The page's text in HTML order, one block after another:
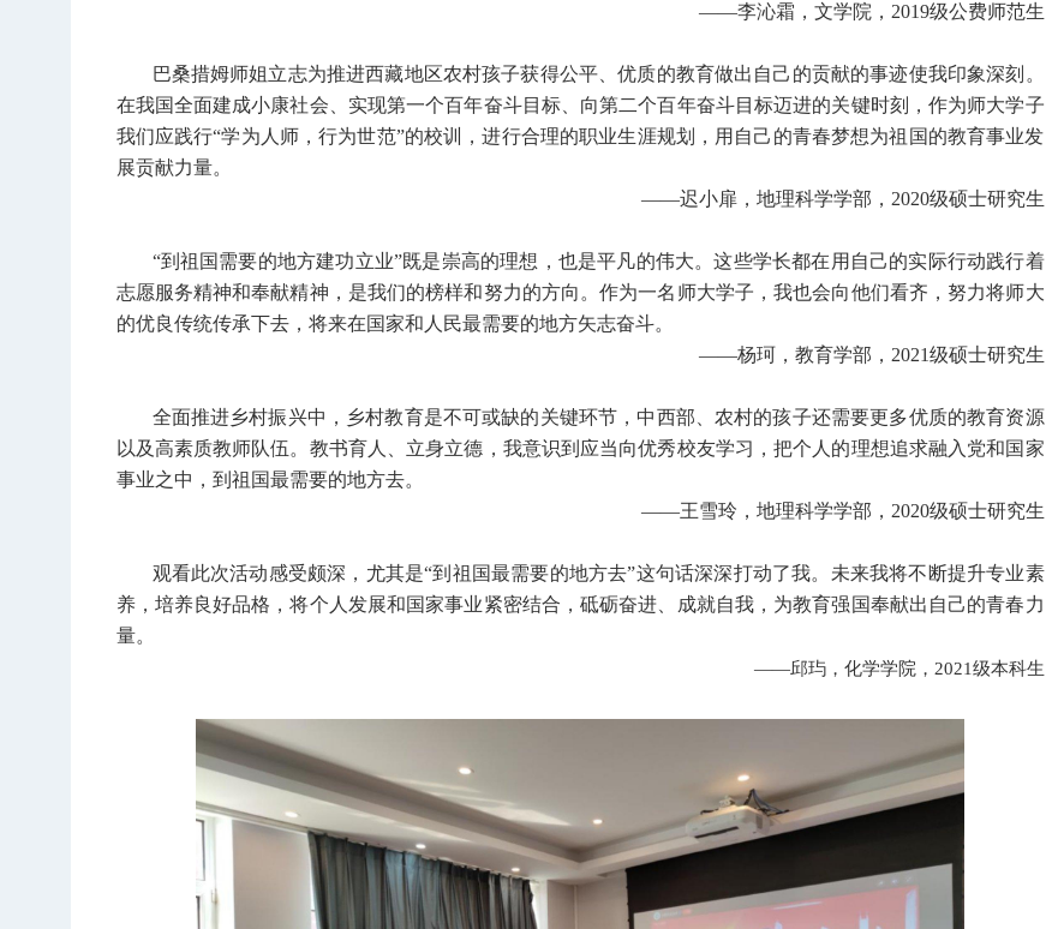
——李沁霜，文学院，2019级公费师范生
巴桑措姆师姐立志为推进西藏地区农村孩子获得公平、优质的教育做出自己的贡献的事迹使我印象深刻。
在我国全面建成小康社会、实现第一个百年奋斗目标、向第二个百年奋斗目标迈进的关键时刻，作为师大学子
我们应践行“学为人师，行为世范”的校训，进行合理的职业生涯规划，用自己的青春梦想为祖国的教育事业发
展贡献力量。
——迟小扉，地理科学学部，2020级硕士研究生
“到祖国需要的地方建功立业”既是崇高的理想，也是平凡的伟大。这些学长都在用自己的实际行动践行着
志愿服务精神和奉献精神，是我们的榜样和努力的方向。作为一名师大学子，我也会向他们看齐，努力将师大
的优良传统传承下去，将来在国家和人民最需要的地方矢志奋斗。
——杨珂，教育学部，2021级硕士研究生
全面推进乡村振兴中，乡村教育是不可或缺的关键环节，中西部、农村的孩子还需要更多优质的教育资源
以及高素质教师队伍。教书育人、立身立德，我意识到应当向优秀校友学习，把个人的理想追求融入党和国家
事业之中，到祖国最需要的地方去。
——王雪玲，地理科学学部，2020级硕士研究生
观看此次活动感受颇深，尤其是“到祖国最需要的地方去”这句话深深打动了我。未来我将不断提升专业素
养，培养良好品格，将个人发展和国家事业紧密结合，砥砺奋进、成就自我，为教育强国奉献出自己的青春力
量。
——邱玙，化学学院，2021级本科生